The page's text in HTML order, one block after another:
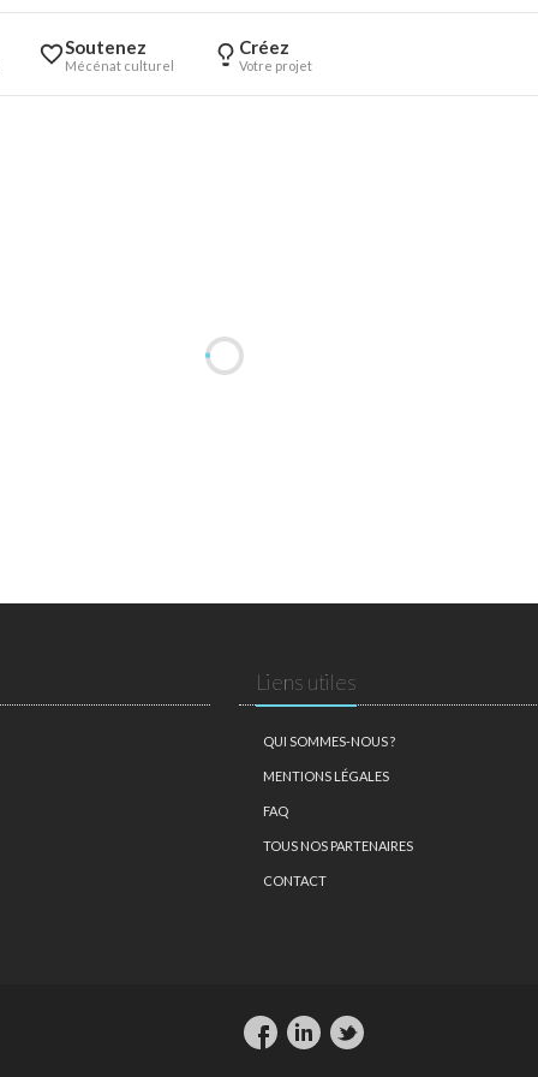
Soutenez
Mécénat culturel
Créez
Votre projet
Liens utiles
QUI SOMMES-NOUS ?
MENTIONS LÉGALES
FAQ
TOUS NOS PARTENAIRES
CONTACT